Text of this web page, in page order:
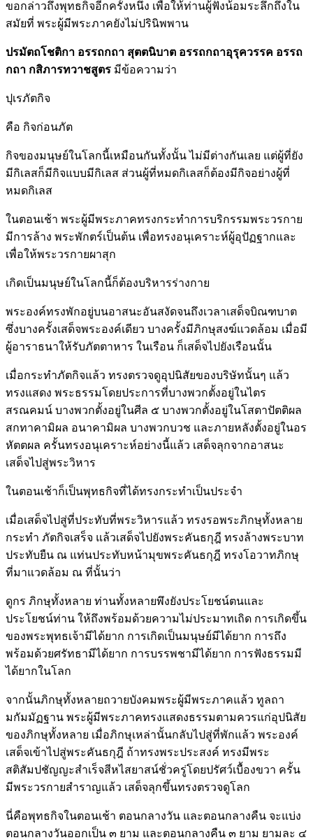
ขอกล่าวถึงพุทธกิจอีกครั้งหนึ่ง เพื่อให้ท่านผู้ฟังน้อมระลึกถึงใน
สมัยที่ พระผู้มีพระภาคยังไม่ปรินิพพาน
ปรมัตถโชติกา อรรถกถา สุตตนิบาต อรรถกถาอุรุควรรค อรรถ
กถา กสิภารทวาชสูตร มีข้อความว่า
ปุเรภัตกิจ
คือ กิจก่อนภัต
กิจของมนุษย์ในโลกนี้เหมือนกันทั้งนั้น ไม่มีต่างกันเลย แต่ผู้ที่ยัง
มีกิเลสก็มีกิจแบบมีกิเลส ส่วนผู้ที่หมดกิเลสก็ต้องมีกิจอย่างผู้ที่
หมดกิเลส
ในตอนเช้า พระผู้มีพระภาคทรงกระทำการบริกรรมพระวรกาย
มีการล้าง พระพักตร์เป็นต้น เพื่อทรงอนุเคราะห์ผู้อุปัฏฐากและ
เพื่อให้พระวรกายผาสุก
เกิดเป็นมนุษย์ในโลกนี้ก็ต้องบริหารร่างกาย
พระองค์ทรงพักอยู่บนอาสนะอันสงัดจนถึงเวลาเสด็จบิณฑบาต
ซึ่งบางครั้งเสด็จพระองค์เดียว บางครั้งมีภิกษุสงฆ์แวดล้อม เมื่อมี
ผู้อาราธนาให้รับภัตตาหาร ในเรือน ก็เสด็จไปยังเรือนนั้น
เมื่อกระทำภัตกิจแล้ว ทรงตรวจดูอุปนิสัยของบริษัทนั้นๆ แล้ว
ทรงแสดง พระธรรมโดยประการที่บางพวกตั้งอยู่ในไตร
สรณคมน์ บางพวกตั้งอยู่ในศีล ๕ บางพวกตั้งอยู่ในโสตาปัตติผล
สกทาคามิผล อนาคามิผล บางพวกบวช และภายหลังตั้งอยู่ในอร
หัตตผล ครั้นทรงอนุเคราะห์อย่างนี้แล้ว เสด็จลุกจากอาสนะ
เสด็จไปสู่พระวิหาร
ในตอนเช้าก็เป็นพุทธกิจที่ได้ทรงกระทำเป็นประจำ
เมื่อเสด็จไปสู่ที่ประทับที่พระวิหารแล้ว ทรงรอพระภิกษุทั้งหลาย
กระทำ ภัตกิจเสร็จ แล้วเสด็จไปยังพระคันธกุฎี ทรงล้างพระบาท
ประทับยืน ณ แท่นประทับหน้ามุขพระคันธกุฎี ทรงโอวาทภิกษุ
ที่มาแวดล้อม ณ ที่นั้นว่า
ดูกร ภิกษุทั้งหลาย ท่านทั้งหลายพึงยังประโยชน์ตนและ
ประโยชน์ท่าน ให้ถึงพร้อมด้วยความไม่ประมาทเถิด การเกิดขึ้น
ของพระพุทธเจ้ามีได้ยาก การเกิดเป็นมนุษย์มีได้ยาก การถึง
พร้อมด้วยศรัทธามีได้ยาก การบรรพชามีได้ยาก การฟังธรรมมี
ได้ยากในโลก
จากนั้นภิกษุทั้งหลายถวายบังคมพระผู้มีพระภาคแล้ว ทูลถา
มกัมมัฏฐาน พระผู้มีพระภาคทรงแสดงธรรมตามควรแก่อุปนิสัย
ของภิกษุทั้งหลาย เมื่อภิกษุเหล่านั้นกลับไปสู่ที่พักแล้ว พระองค์
เสด็จเข้าไปสู่พระคันธกุฎี ถ้าทรงพระประสงค์ ทรงมีพระ
สติสัมปชัญญะสำเร็จสีหไสยาสน์ชั่วครู่โดยปรัศว์เบื้องขวา ครั้น
มีพระวรกายสำราญแล้ว เสด็จลุกขึ้นทรงตรวจดูโลก
นี่คือพุทธกิจในตอนเช้า ตอนกลางวัน และตอนกลางคืน จะแบ่ง
ตอนกลางวันออกเป็น ๓ ยาม และตอนกลางคืน ๓ ยาม ยามละ ๔